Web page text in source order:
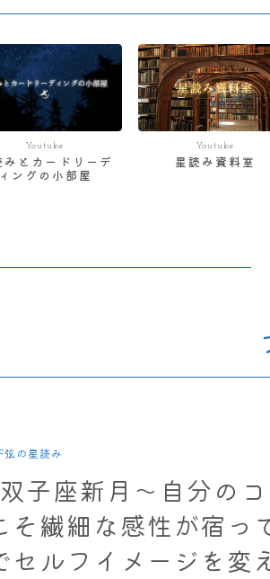
Youtube
みとカードリーデ
ィングの小部屋
Youtube
星読み資料室
弦の星読み
子座新月～自分の
そ繊細な感性が宿っ
セルフイメージを変